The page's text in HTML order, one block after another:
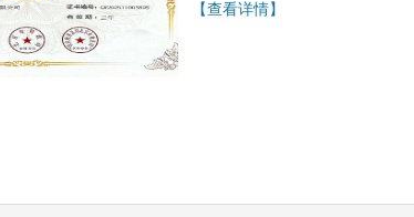
【查看详情】